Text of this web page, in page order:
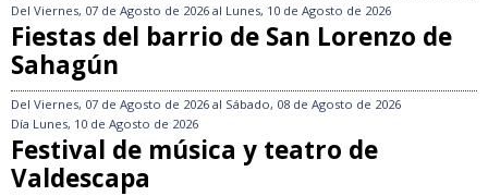
Del Viernes, 07 de Agosto de 2026 al Lunes, 10 de Agosto de 2026
Fiestas del barrio de San Lorenzo de
Sahagún
Del Viernes, 07 de Agosto de 2026 al Sábado, 08 de Agosto de 2026
Día Lunes, 10 de Agosto de 2026
Festival de música y teatro de
Valdescapa